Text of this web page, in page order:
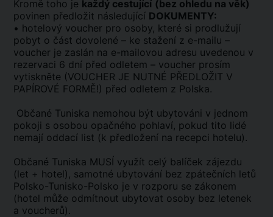
Kromě toho je každý cestující (bez ohledu na věk)
povinen předložit následující DOKUMENTY:
• hotelový voucher pro osoby, které si prodlužují
pobyt o část dovolené – ke stažení z e-mailu –
voucher je zaslán na e-mailovou adresu uvedenou v
rezervaci 6 dní před odletem – voucher prosím
vytiskněte (VOUCHER JE NUTNÉ PŘEDLOŽIT V
PAPÍROVÉ FORMĚ!) před odletem z Polska.
Občané Tuniska nemohou být ubytováni v jednom
pokoji s osobou opačného pohlaví, pokud tito lidé
nemají oddací list (k předložení na recepci hotelu).
Občané Tuniska MUSÍ využít celý balíček zájezdu
(let + hotel), samotné ubytování bez zpátečních letů
Polsko-Tunisko-Polsko je v rozporu se zákonem
(hotel může odmítnout ubytovat osoby bez letenek
a voucherů).